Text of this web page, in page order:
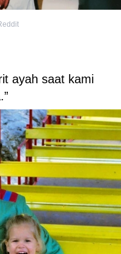
ayah saat kami